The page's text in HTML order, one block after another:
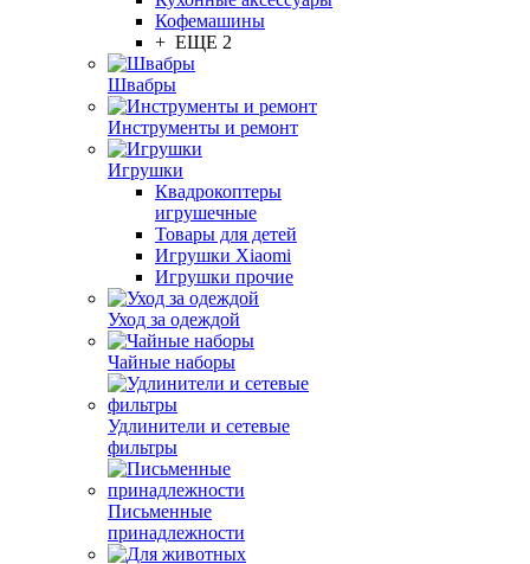
Кофемашины
+ ЕЩЕ 2
Швабры
Инструменты и ремонт
Игрушки
Квадрокоптеры
игрушечные
Товары для детей
Игрушки Xiaomi
Игрушки прочие
Уход за одеждой
Чайные наборы
Удлинители и сетевые
фильтры
Письменные
принадлежности